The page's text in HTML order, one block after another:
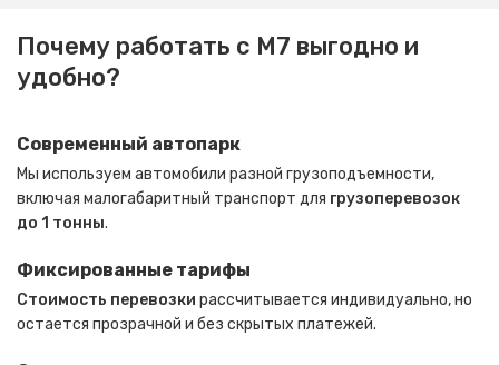
Почему работать с М7 выгодно и
удобно?
Современный автопарк
Мы используем автомобили разной грузоподъемности,
включая малогабаритный транспорт для грузоперевозок
до 1 тонны.
Фиксированные тарифы
Стоимость перевозки рассчитывается индивидуально, но
остается прозрачной и без скрытых платежей.